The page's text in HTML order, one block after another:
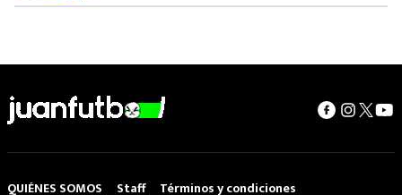
QUIÉNES SOMOS Staff Términos y condiciones